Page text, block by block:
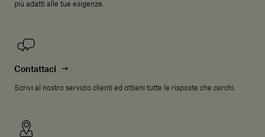
più adatti alle tue esigenze.
Contattaci
Scrivi al nostro servizio clienti ed ottieni tutte le risposte che cerchi.